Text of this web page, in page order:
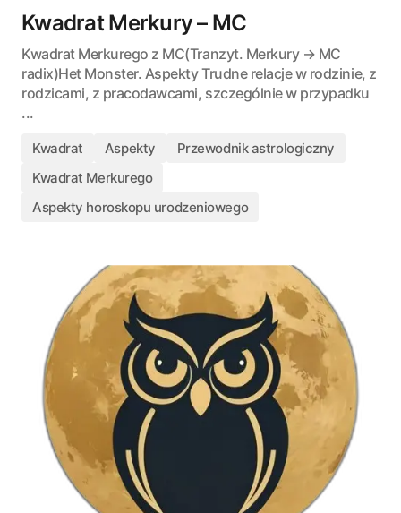
Kwadrat Merkury – MC
Kwadrat Merkurego z MC(Tranzyt. Merkury → MC
radix)Het Monster. Aspekty Trudne relacje w rodzinie, z
rodzicami, z pracodawcami, szczególnie w przypadku
...
Kwadrat Aspekty
Przewodnik astrologiczny
Kwadrat Merkurego
Aspekty horoskopu urodzeniowego